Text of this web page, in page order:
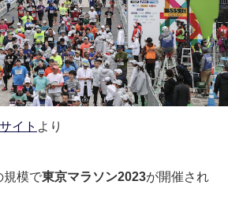
イト より
規模で東京マラソン2023が開催され